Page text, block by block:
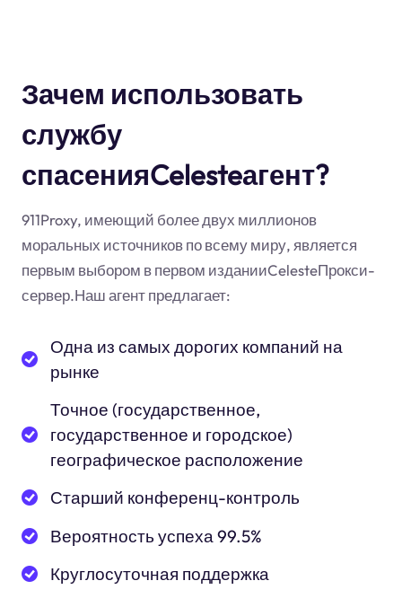
Зачем использовать
службу
спасенияCelesteагент?
911Proxy, имеющий более двух миллионов
моральных источников по всему миру, является
первым выбором в первом изданииCelesteПрокси-
сервер.Наш агент предлагает:
Одна из самых дорогих компаний на
рынке
Точное (государственное,
государственное и городское)
географическое расположение
Старший конференц-контроль
Вероятность успеха 99.5%
Круглосуточная поддержка